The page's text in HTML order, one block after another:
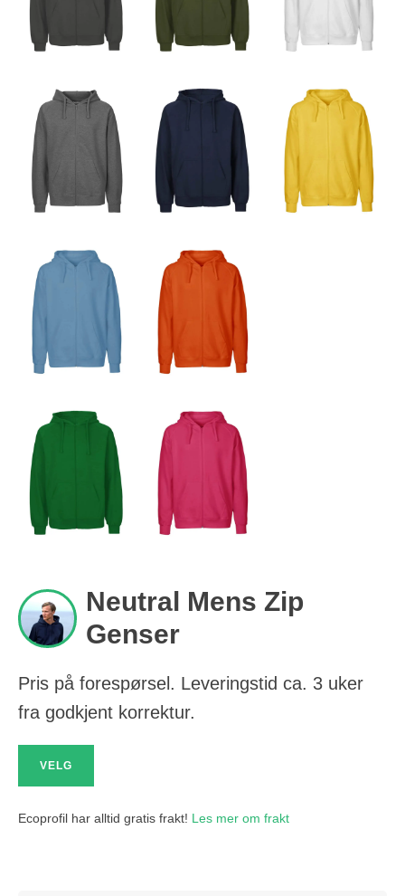
Neutral Mens Zip
Genser
Pris på forespørsel. Leveringstid ca. 3 uker
fra godkjent korrektur.
VELG
Ecoprofil har alltid gratis frakt! Les mer om frakt